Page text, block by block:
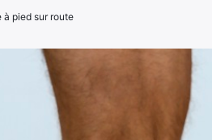
à pied sur route